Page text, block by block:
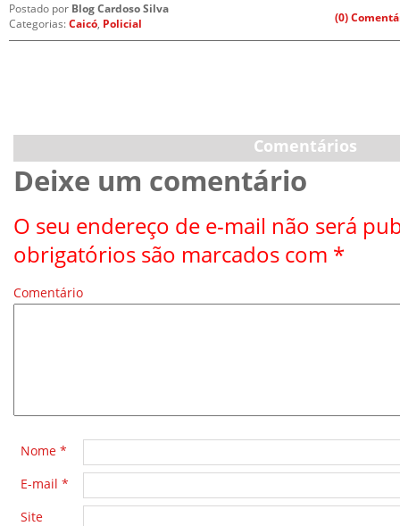
Postado por Blog Cardoso Silva
Categorias:Caicó, Policial (0)
Comentários
Deixe um comentário
O seu endereço de e-mail não será
obrigatórios são marcados com *
Comentário
Nome *
E-mail *
Site